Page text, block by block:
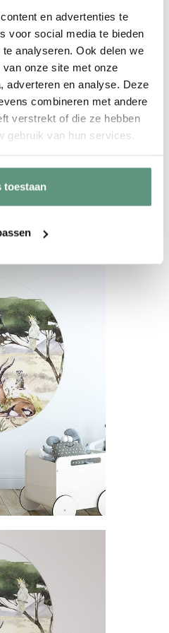
en advertenties te
voor social media te bieden
analyseren. Ook delen we
onze site met onze
adverteren en analyse. Deze
combineren met andere
verstrekt of die ze hebben
gebruik van hun services.
toestaan